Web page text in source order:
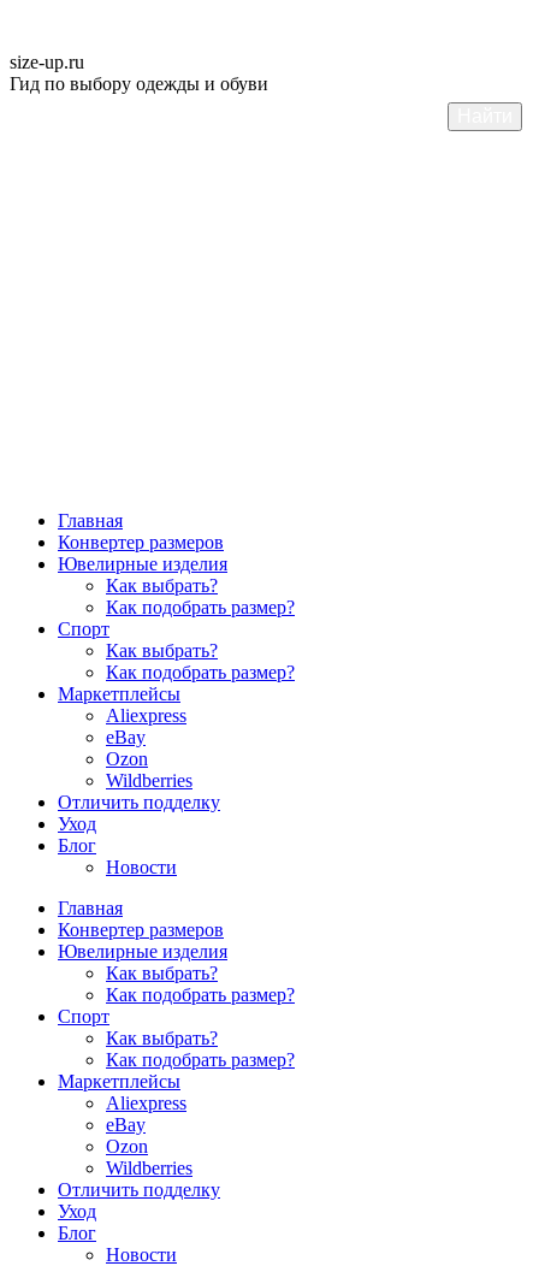
size-up.ru
Гид по выбору одежды и обуви
Главная
Конвертер размеров
Ювелирные изделия
Как выбрать?
Как подобрать размер?
Спорт
Как выбрать?
Как подобрать размер?
Маркетплейсы
Aliexpress
eBay
Ozon
Wildberries
Отличить подделку
Уход
Блог
Новости
Главная
Конвертер размеров
Ювелирные изделия
Как выбрать?
Как подобрать размер?
Спорт
Как выбрать?
Как подобрать размер?
Маркетплейсы
Aliexpress
eBay
Ozon
Wildberries
Отличить подделку
Уход
Блог
Новости